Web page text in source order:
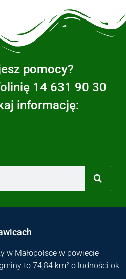
pomocy?
14 631 90 30
informację:
w Małopolsce w powiecie
to 74,84 km² o ludności ok